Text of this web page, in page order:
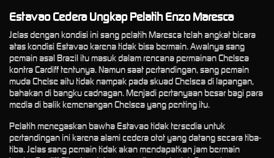
Estavao Cedera Ungkap Pelatih Enzo Maresca
Jelas dengan kondisi ini sang pelatih Maresca telah angkat bicara
atas kondisi Estavao karena tidak bisa bermain. Awalnya sang
pemain asal Brazil itu masuk dalam rencana permainan Chelsea
kontra Cardiff tentunya. Namun saat pertandingan, sang pemain
muda Chelse aitu tidak nampak pada skuad Chelsea di lapangan,
bahakan di bangku cadnagan. Menjadi pertanyaan besar bagi para
media di balik kemenangan Chelsea yang penting itu.
Pelatih menegaskan bawha Estavao tidak tersedia untuk
pertandingan ini karena alami cedera otot yang datang secara tiba-
tiba. Jelas sang pemain tidak akan mendapatkan jam bermain